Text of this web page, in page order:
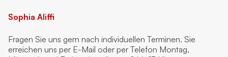
Sophia Aliffi
Fragen Sie uns gern nach individuellen Terminen. Sie
erreichen uns per E-Mail oder per Telefon Montag,